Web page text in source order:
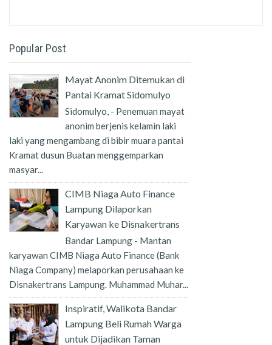
Popular Post
Mayat Anonim Ditemukan di
Pantai Kramat Sidomulyo
Sidomulyo, - Penemuan mayat
anonim berjenis kelamin laki
laki yang mengambang di bibir muara pantai
Kramat dusun Buatan menggemparkan
masyar...
CIMB Niaga Auto Finance
Lampung Dilaporkan
Karyawan ke Disnakertrans
Bandar Lampung - Mantan
karyawan CIMB Niaga Auto Finance (Bank
Niaga Company) melaporkan perusahaan ke
Disnakertrans Lampung. Muhammad Muhar...
Inspiratif, Walikota Bandar
Lampung Beli Rumah Warga
untuk Dijadikan Taman